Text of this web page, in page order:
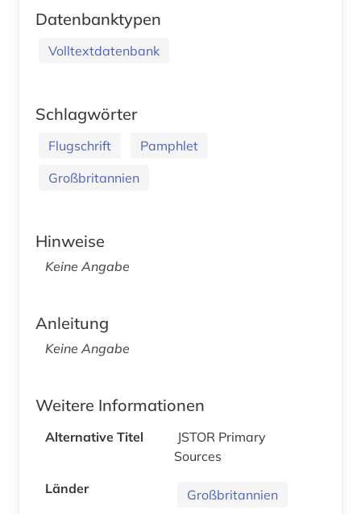
Datenbanktypen
Volltextdatenbank
Schlagwörter
Flugschrift
Pamphlet
Großbritannien
Hinweise
Keine Angabe
Anleitung
Keine Angabe
Weitere Informationen
Alternative Titel
JSTOR Primary
Sources
Länder
Großbritannien